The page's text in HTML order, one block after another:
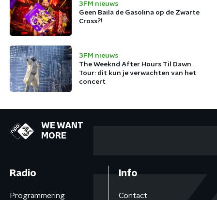
3FM nieuws
Geen Baila de Gasolina op de Zwarte
Cross?!
3FM nieuws
The Weeknd After Hours Til Dawn
Tour: dit kun je verwachten van het
concert
WE WANT
MORE
Radio
Programmering
Info
Contact